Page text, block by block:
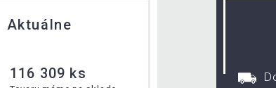
Aktuálne
116 309 ks